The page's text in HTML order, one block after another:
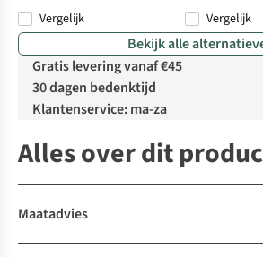
%
%
Vergelijk Vergelijk
Bekijk alle
Gratis levering vanaf €45
30 dagen bedenktijd
Klantenservice: ma-za
Alles over dit
Maatadvies